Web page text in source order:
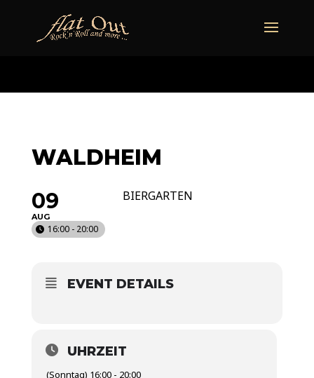
WALDHEIM
09
AUG
16:00 - 20:00
BIERGARTEN
EVENT DETAILS
UHRZEIT
(Sonntag) 16:00 - 20:00